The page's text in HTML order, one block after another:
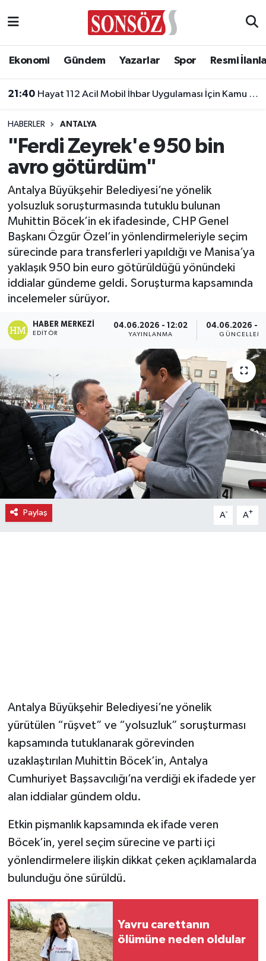
Ekonomi Gündem Yazarlar Spor Resmi
21:40 Hayat 112 Acil Mobil İhbar Uygulaması İçin Kamu Spotu Yayında!
HABERLER ANTALYA
"Ferdi Zeyrek'e 950 bin
avro götürdüm"
Antalya Büyükşehir Belediyesi’ne yönelik
yolsuzluk soruşturmasında tutuklu bulunan
Muhittin Böcek’in ek ifadesinde, CHP Genel
Başkanı Özgür Özel’in yönlendirmeleriyle seçim
sürecinde para transferleri yapıldığı ve Manisa’ya
yaklaşık 950 bin euro götürüldüğü yönündeki
iddialar gündeme geldi. Soruşturma kapsamında
incelemeler sürüyor.
HABER MERKEZI
EDITÖR
04.06.2026 - 12:02
YAYINLANMA
04.06.2026 -
Paylaş A- A+
Antalya Büyükşehir Belediyesi’ne yönelik
yürütülen “rüşvet” ve “yolsuzluk” soruşturması
kapsamında tutuklanarak görevinden
uzaklaştırılan Muhittin Böcek’in, Antalya
Cumhuriyet Başsavcılığı’na verdiği ek ifadede yer
alan iddialar gündem oldu.
Etkin pişmanlık kapsamında ek ifade veren
Böcek’in, yerel seçim sürecine ve parti içi
yönlendirmelere ilişkin dikkat çeken açıklamalarda
bulunduğu öne sürüldü.
Yavru carettanın
ölümüne neden oldular
Asayiş
Biyografi
Çevre
Diğer
Dünya
Eğitim
Ekonomi
Gündem
Gurme
Haber
İlçe Haberleri
Keşfet
Sokak Hayvanlarını Sahiplendirme
Sonsöz Özel
Spor
Vasıta
Yaşam
Ankara Nöbetçi Eczaneler
Ankara Trafik Yoğunluk Haritası
Süper Lig Puan Durumu ve Fikstür
Tüm Manşetler
Son Dakika Haberleri
Haber Arşivi